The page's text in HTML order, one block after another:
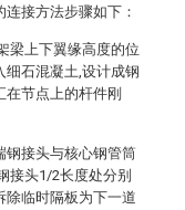
接方法步骤如下：
梁上下翼缘高度的位
石混凝土,设计成钢
节点上的杆件刚
接头与核心钢管筒
接头1/2长度处分别
除临时隔板为下一道